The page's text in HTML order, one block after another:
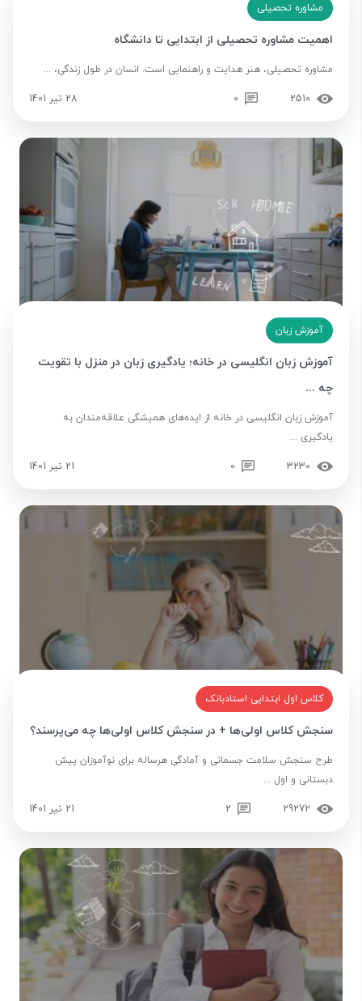
مشاوره تحصیلی
اهمیت مشاوره تحصیلی از ابتدایی تا دانشگاه
مشاوره تحصیلی، هنر هدایت و راهنمایی است. انسان در طول زندگی، ...
2510
0 28 تیر 1401
آموزش زبان
آموزش زبان انگلیسی در خانه؛ یادگیری زبان در منزل با تقویت
چه ...
آموزش زبان انگلیسی در خانه از ایده‌های همیشگی علاقه‌مندان به
یادگیری ...
3230
0 21 تیر 1401
کلاس اول ابتدایی استادبانک
سنجش کلاس اولی‌ها + در سنجش کلاس اولی‌ها چه می‌پرسند؟
طرح سنجش سلامت جسمانی و آمادگی هرساله برای نوآموزان پیش
دبستانی و اول ...
29272
2 21 تیر 1401